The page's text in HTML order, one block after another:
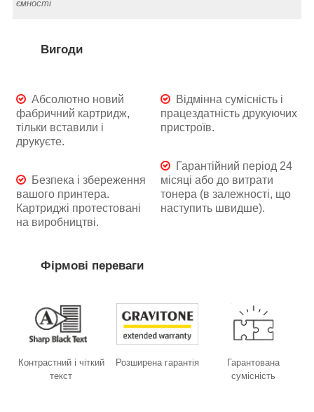
ємності
Вигоди
Абсолютно новий
фабричний картридж,
тільки вставили і
друкуєте.
Безпека і збереження
вашого принтера.
Картриджі протестовані
на виробництві.
Відмінна сумісність і
працездатність друкуючих
пристроїв.
Гарантійний період 24
місяці або до витрати
тонера (в залежності, що
наступить швидше).
Фірмові переваги
Контрастний і чіткий
текст
Розширена гарантія
Гарантована
сумісність